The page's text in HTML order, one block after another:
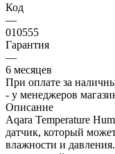
Код
—
010555
Гарантия
—
6 месяцев
При оплате за
- у менеджеров
Описание
Aqara Temperature
датчик, который
влажности и